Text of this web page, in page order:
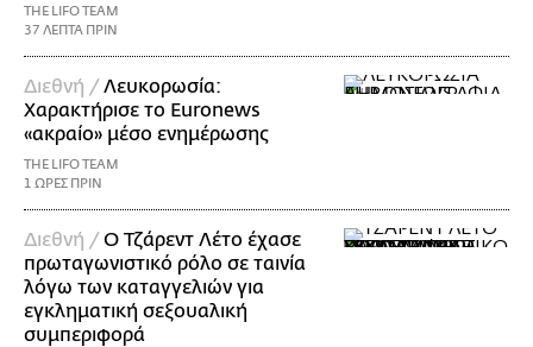
THE LIFO TEAM
37 ΛΕΠΤΑ ΠΡΙΝ
Διεθνή /Λευκορωσία:
Χαρακτήρισε το Euronews
«ακραίο» μέσο ενημέρωσης
THE LIFO TEAM
1 ΩΡΕΣ ΠΡΙΝ
Διεθνή /Ο Τζάρεντ Λέτο έχασε
πρωταγωνιστικό ρόλο σε ταινία
λόγω των καταγγελιών για
εγκληματική σεξουαλική
συμπεριφορά